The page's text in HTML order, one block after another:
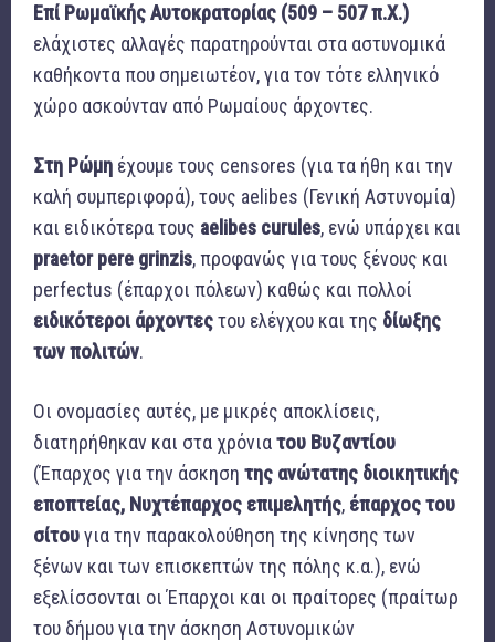
Επί Ρωμαϊκής Αυτοκρατορίας (509 – 507 π.Χ.)
ελάχιστες αλλαγές παρατηρούνται στα αστυνομικά
καθήκοντα που σημειωτέον, για τον τότε ελληνικό
χώρο ασκούνταν από Ρωμαίους άρχοντες.
Στη Ρώμη έχουμε τους censores (για τα ήθη και την
καλή συμπεριφορά), τους aelibes (Γενική Αστυνομία)
και ειδικότερα τους aelibes curules, ενώ υπάρχει και
praetor pere grinzis, προφανώς για τους ξένους και
perfectus (έπαρχοι πόλεων) καθώς και πολλοί
ειδικότεροι άρχοντεςτου ελέγχου και της δίωξης
των πολιτών.
Οι ονομασίες αυτές, με μικρές αποκλίσεις,
διατηρήθηκαν και στα χρόνιατου Βυζαντίου
(Έπαρχος για την άσκηση της ανώτατης διοικητικής
εποπτείας, Νυχτέπαρχος επιμελητής, έπαρχος του
σίτουγια την παρακολούθηση της κίνησης των
ξένων και των επισκεπτών της πόλης κ.α.), ενώ
εξελίσσονται οι Έπαρχοι και οι πραίτορες (πραίτωρ
του δήμου για την άσκηση Αστυνομικών